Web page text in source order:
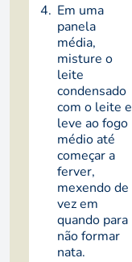
Em uma
panela
média,
misture o
leite
condensado
com o leite e
leve ao fogo
médio até
começar a
ferver,
mexendo de
vez em
quando para
não formar
nata.